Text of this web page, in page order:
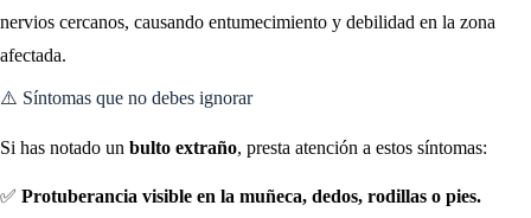
nervios cercanos, causando entumecimiento y debilidad en la zona
afectada.
⚠️ Síntomas que no debes ignorar
Si has notado un bulto extraño, presta atención a estos síntomas:
✅ Protuberancia visible en la muñeca, dedos, rodillas o pies.